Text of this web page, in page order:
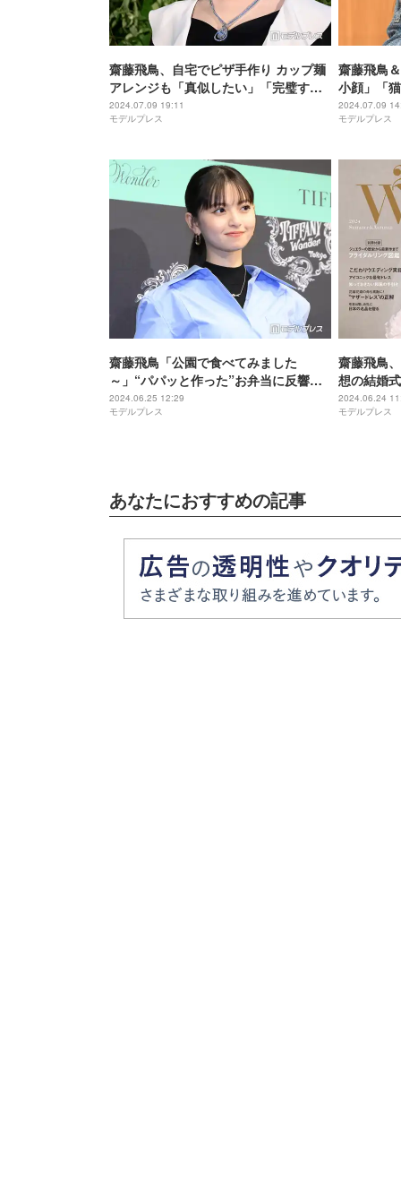
齋藤飛鳥、自宅でピザ手作り カップ麺
アレンジも「真似したい」「完璧すぎ
ない？」と話題に
2024.07.09 19:11
モデルプレス
齋藤飛鳥
小顔」「
ュールな
2024.07.09
モデルプレス
齋藤飛鳥「公園で食べてみました
～」“パパッと作った”お弁当に反響
「美味しそう」「食べたい」
2024.06.25 12:29
モデルプレス
齋藤飛鳥
想の結婚
2024.06.24
モデルプレス
あなたにおすすめの記事